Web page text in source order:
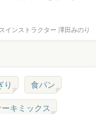
インストラクター 澤田みのり
り 食パン
キミックス